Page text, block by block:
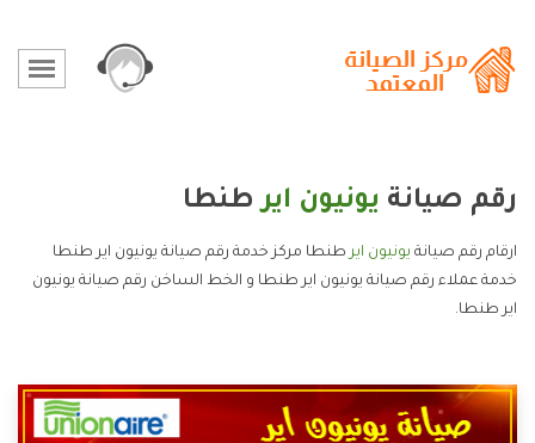
رقم صيانة يونيون ايرطنطا
ارقام رقم صيانة يونيون ايرطنطا مركز خدمة رقم صيانة يونيون اير طنطا
خدمة عملاء رقم صيانة يونيون اير طنطا و الخط الساخن رقم صيانة يونيون
اير طنطا.